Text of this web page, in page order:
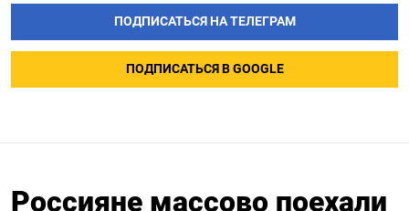
ПОДПИСАТЬСЯ НА ТЕЛЕГРАМ
ПОДПИСАТЬСЯ В GOOGLE
Россияне массово поехали